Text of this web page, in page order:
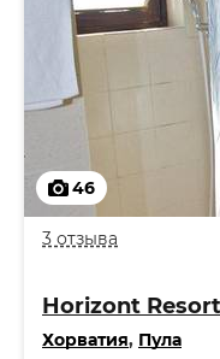
46
3 отзыва
Horizont
Хорватия, Пула